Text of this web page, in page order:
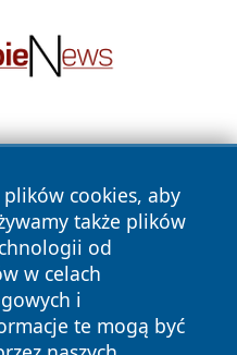
plików cookies, aby
także plików
od
w celach
i
te mogą być
Wszystkie prawa